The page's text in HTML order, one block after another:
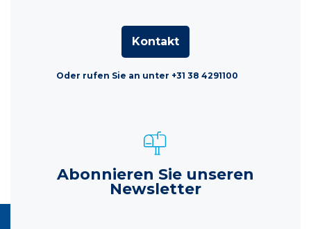
Kontakt
Oder rufen Sie an unter +31 38 4291100
Abonnieren Sie unseren
Newsletter